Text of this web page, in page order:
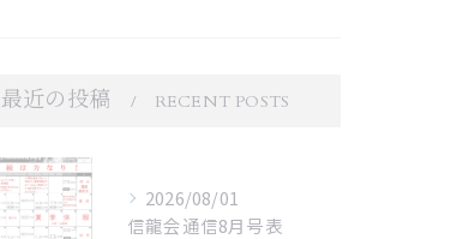
最近の投稿 RECENT POSTS
2026/08/01
信龍会通信8月号表